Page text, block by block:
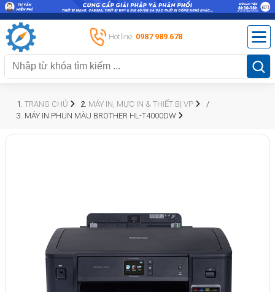
Hotline: 0987 989 678
TRANG CHỦ
MÁY IN, MỰC IN & THIẾT BỊ VP
MÁY IN PHUN MÀU BROTHER HL-T4000DW